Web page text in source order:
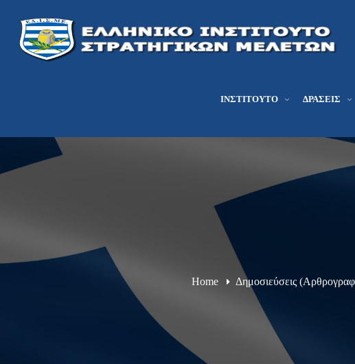
ΙΝΣΤΙΤΟΎΤΟ ΔΡΆΣΕΙΣ
Home Δημοσιεύσεις